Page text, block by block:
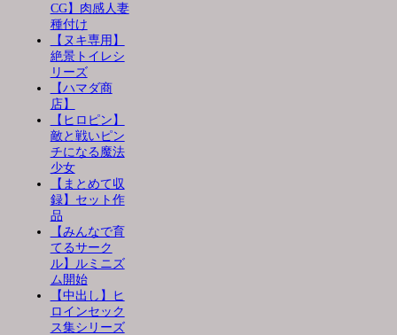
CG】肉感人妻
種付け
【ヌキ専用】
絶景トイレシ
リーズ
【ハマダ商
店】
【ヒロピン】
敵と戦いピン
チになる魔法
少女
【まとめて収
録】セット作
品
【みんなで育
てるサーク
ル】ルミニズ
ム開始
【中出し】ヒ
ロインセック
ス集シリーズ